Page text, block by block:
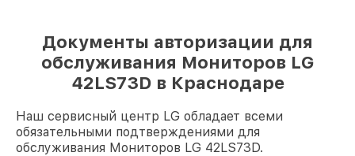
Документы авторизации для
обслуживания Мониторов LG
42LS73D в Краснодаре
Наш сервисный центр LG обладает всеми
обязательными подтверждениями для
обслуживания Мониторов LG 42LS73D.